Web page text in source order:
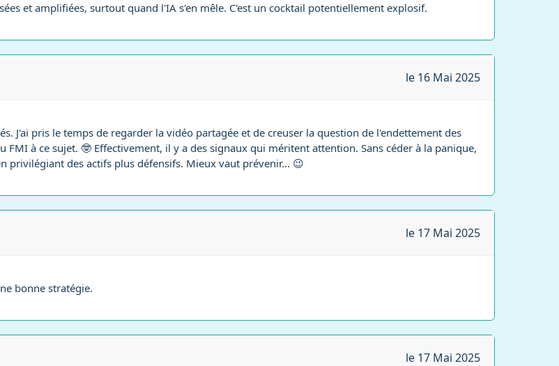
et amplifiées, surtout quand l'IA s'en mêle. C'est un cocktail potentiellement explosif.
le 16 Mai 2025
J'ai pris le temps de regarder la vidéo partagée et de creuser la question de l'endettement des
FMI à ce sujet. 🤓 Effectivement, il y a des signaux qui méritent attention. Sans céder à la panique,
privilégiant des actifs plus défensifs. Mieux vaut prévenir... 😉
le 17 Mai 2025
bonne stratégie.
le 17 Mai 2025